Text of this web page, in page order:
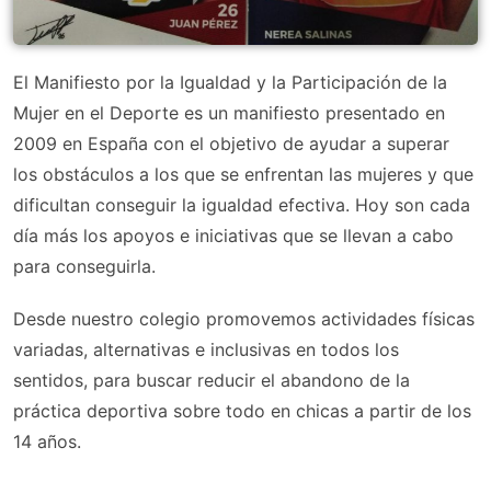
El Manifiesto por la Igualdad y la Participación de la
Mujer en el Deporte es un manifiesto presentado en
2009 en España con el objetivo de ayudar a superar
los obstáculos a los que se enfrentan las mujeres y que
dificultan conseguir la igualdad efectiva. Hoy son cada
día más los apoyos e iniciativas que se llevan a cabo
para conseguirla.
Desde nuestro colegio promovemos actividades físicas
variadas, alternativas e inclusivas en todos los
sentidos, para buscar reducir el abandono de la
práctica deportiva sobre todo en chicas a partir de los
14 años.